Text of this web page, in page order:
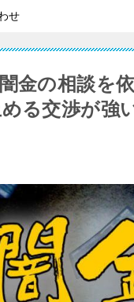
せ
金の相談を
る交渉が強